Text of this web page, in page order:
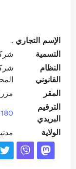
الإسم التجاري .
التسمية
النظام
القانوني
المقر
الترقيم
البريدي
الولاية